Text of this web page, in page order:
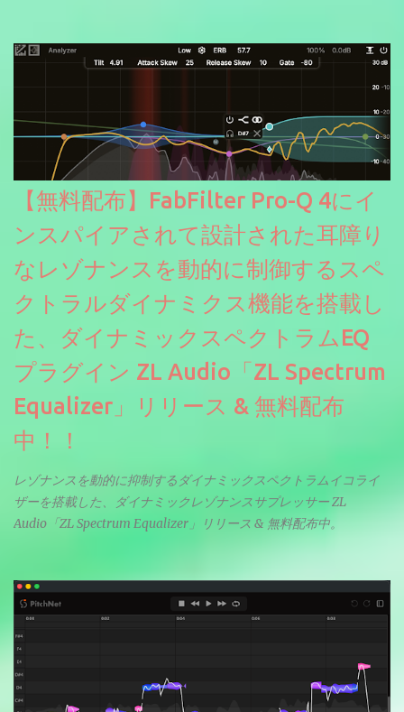
【無料配布】FabFilter Pro-Q 4にイ
ンスパイアされて設計された耳障り
なレゾナンスを動的に制御するスペ
クトラルダイナミクス機能を搭載し
た、ダイナミックスペクトラムEQ
プラグイン ZL Audio「ZL Spectrum
Equalizer」リリース & 無料配布
中！！
レゾナンスを動的に抑制するダイナミックスペクトラムイコライ
ザーを搭載した、ダイナミックレゾナンスサプレッサー ZL
Audio「ZL Spectrum Equalizer」リリース & 無料配布中。